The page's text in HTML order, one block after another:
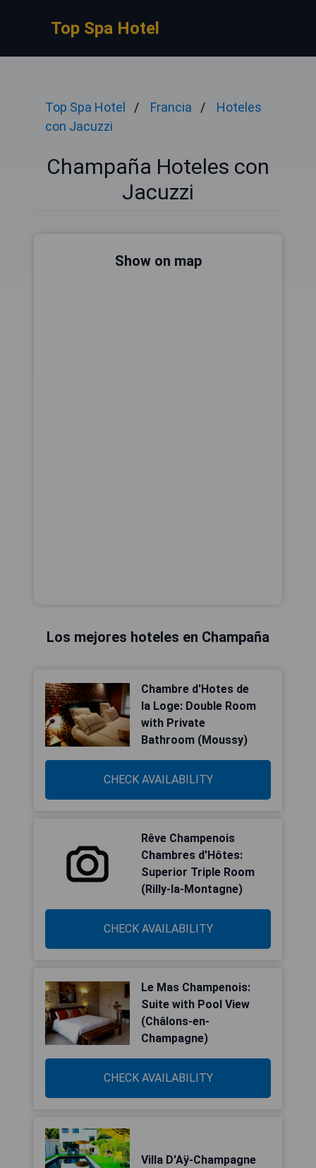
Top Spa Hotel
Top Spa Hotel Francia
Hoteles
con Jacuzzi
Champaña Hoteles con
Jacuzzi
Show on map
Los mejores hoteles en Champaña
Chambre d'Hotes de
la Loge: Double Room
with Private
Bathroom (Moussy)
CHECK AVAILABILITY
Rêve Champenois
Chambres d'Hôtes:
Superior Triple Room
(Rilly-la-Montagne)
CHECK AVAILABILITY
Le Mas Champenois:
Suite with Pool View
(Châlons-en-
Champagne)
CHECK AVAILABILITY
Villa D'Aÿ-Champagne